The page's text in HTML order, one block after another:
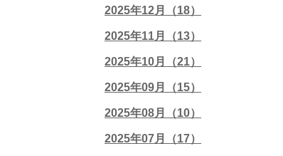
2025年12月（18）
2025年11月（13）
2025年10月（21）
2025年09月（15）
2025年08月（10）
2025年07月（17）